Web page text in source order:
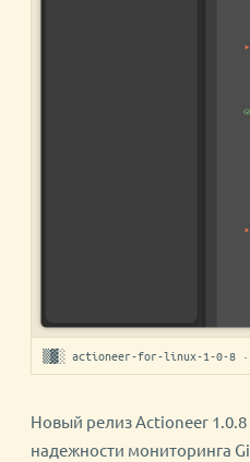
▒▓░ actioneer-for-linux-1-0-8 ·
Новый релиз Actioneer
надежности мониторинга